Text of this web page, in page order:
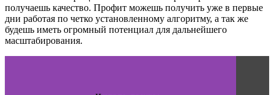
получаешь качество. Профит можешь получить уже в первые
дни работая по четко установленному алгоритму, а так же
будешь иметь огромный потенциал для дальнейшего
масштабирования.